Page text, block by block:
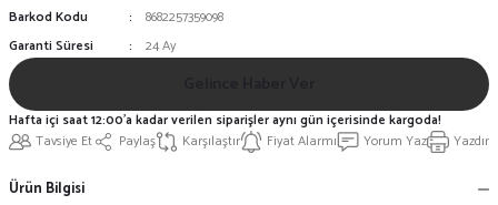
Barkod Kodu
8682257359098
Garanti Süresi
24 Ay
Tavsiye Et Paylaş Karşılaştır Fiyat Alarmı Yorum Yaz Yazdır
Hafta içi saat 12:00'a kadar verilen siparişler aynı gün içerisinde kargoda!
Ürün Bilgisi